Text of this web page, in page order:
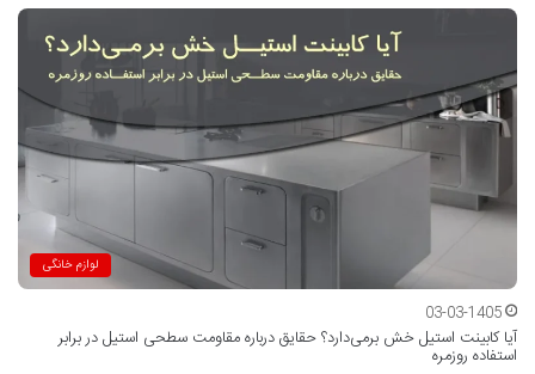
لوازم خانگی
03-03-1405
آیا کابینت استیل خش برمی‌دارد؟ حقایق درباره مقاومت سطحی استیل در برابر
استفاده روزمره